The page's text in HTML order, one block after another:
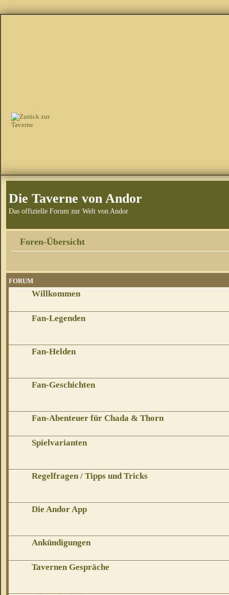
Die Taverne von Andor
Das offizielle Forum zur Welt von Andor
Foren-Übersicht
FORUM
Willkommen
Fan-Legenden
Fan-Helden
Fan-Geschichten
Fan-Abenteuer für Chada & Thorn
Spielvarianten
Regelfragen / Tipps und Tricks
Die Andor App
Ankündigungen
Tavernen Gespräche